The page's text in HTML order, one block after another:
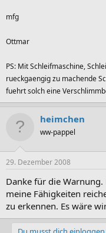
mfg
Ottmar
PS: Mit Schleifmaschine,
rueckgaengig zu machende
fuehrt solch eine
heimchen
ww-pappel
29. Dezember 2008
Danke für die Warnung.
meine Fähigkeiten
zu erkennen. Es wäre